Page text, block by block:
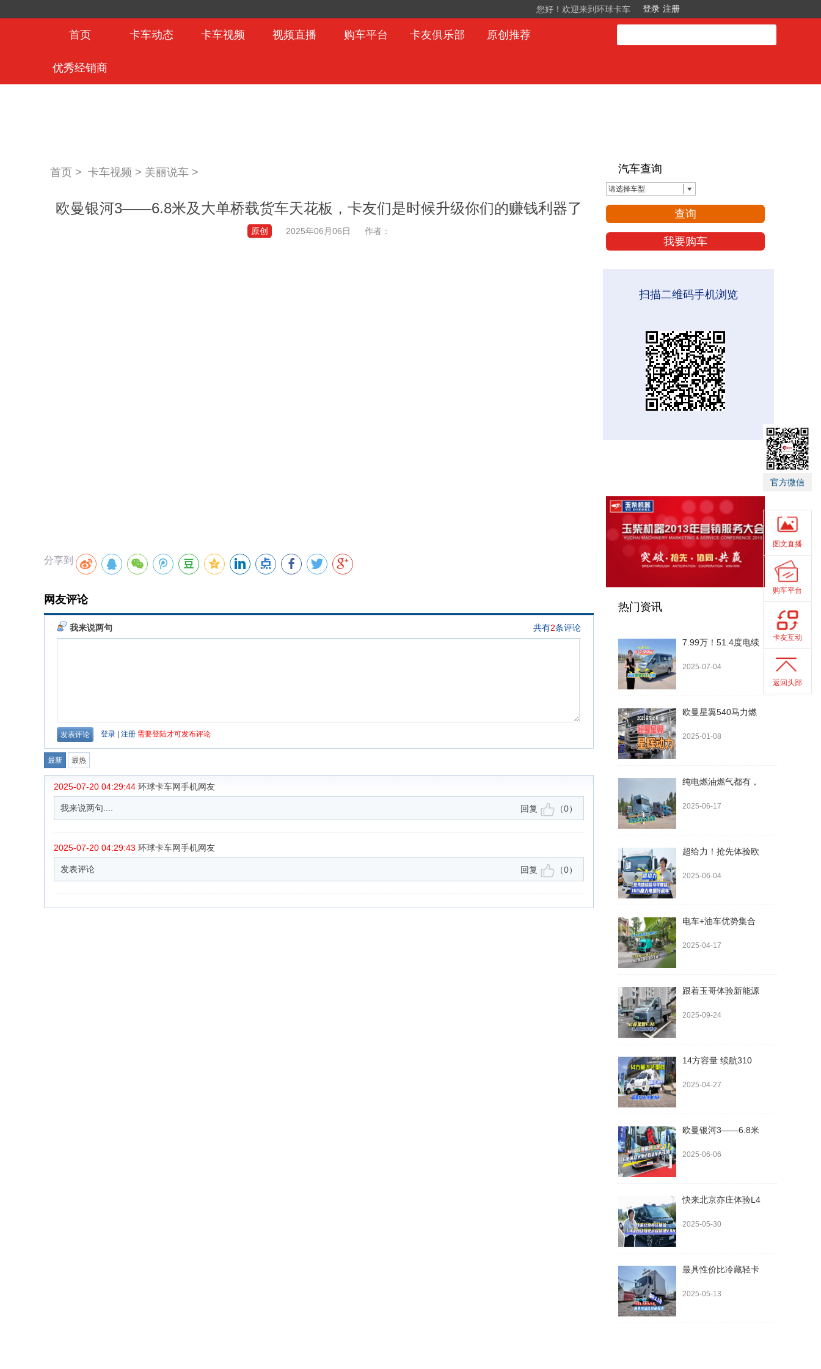
您好！欢迎来到环球卡车
首页 卡车动态 卡车视频 视频直播 购车平台 卡友俱乐部 原创推荐
优秀经销商
首页 > 卡车视频 > 美丽说车 >
欧曼银河3——6.8米及大单桥载货车天花板，卡友们是时候升级你们的赚钱利器了
原创 2025年06月06日 作者：
分享到
网友评论
汽车查询
请选择车型
查询
我要购车
扫描二维码手机浏览
热门资讯
7.99万！51.4度电续
2025-07-04
欧曼星翼540马力燃
2025-01-08
纯电燃油燃气都有，
2025-06-17
超给力！抢先体验欧
2025-06-04
电车+油车优势集合
2025-04-17
跟着玉哥体验新能源
2025-09-24
14方容量 续航310
2025-04-27
欧曼银河3——6.8米
2025-06-06
快来北京亦庄体验L4
2025-05-30
最具性价比冷藏轻卡
2025-05-13
官方微信
图文直播
购车平台
卡友互动
返回头部